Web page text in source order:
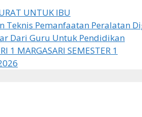
UNTUK IBU
Teknis Pemanfaatan Peralatan
Dari Guru Untuk Pendidikan
1 MARGASARI SEMESTER 1